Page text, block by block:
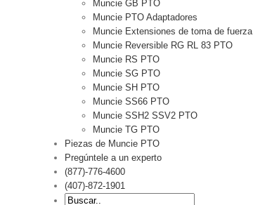
Muncie GB PTO
Muncie PTO Adaptadores
Muncie Extensiones de toma de fuerza
Muncie Reversible RG RL 83 PTO
Muncie RS PTO
Muncie SG PTO
Muncie SH PTO
Muncie SS66 PTO
Muncie SSH2 SSV2 PTO
Muncie TG PTO
Piezas de Muncie PTO
Pregúntele a un experto
(877)-776-4600
(407)-872-1901
Buscar: